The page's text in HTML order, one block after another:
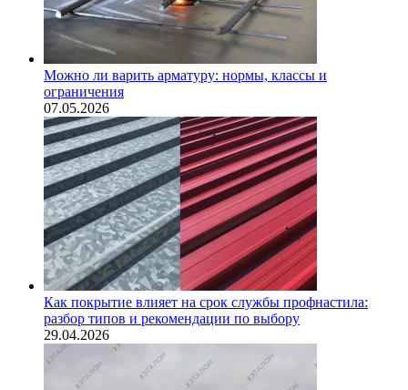
Можно ли варить арматуру: нормы, классы и
ограничения
07.05.2026
Как покрытие влияет на срок службы профнастила:
разбор типов и рекомендации по выбору
29.04.2026